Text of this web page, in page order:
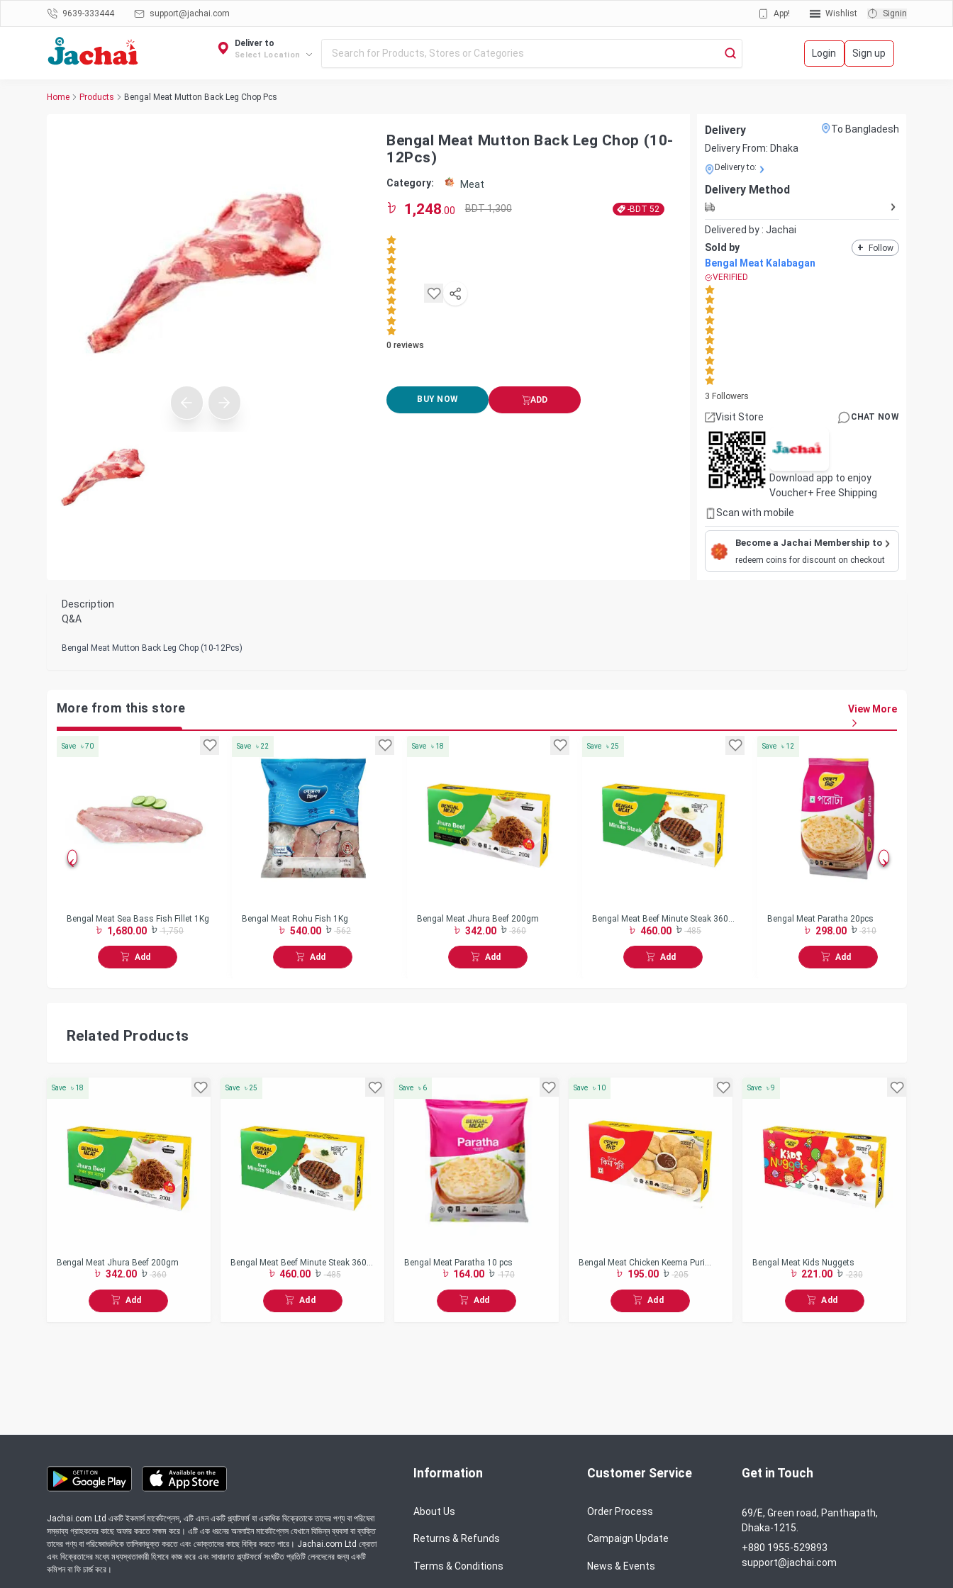
9639-333444 support@jachai.com App! Wishlist Signin
Deliver to
Select Location Login Sign up
Home Products Bengal Meat Mutton Back Leg Chop Pcs
Bengal Meat Mutton Back Leg Chop (10-
12Pcs)
Category: Meat
1,248 .00 BDT 1,300 -BDT52
0 reviews
BUY NOW ADD
Delivery
To Bangladesh
Delivery From: Dhaka
Delivery to:
Delivery Method
Delivered by : Jachai
Sold by
+ Follow
Bengal Meat Kalabagan
VERIFIED
3 Followers
Visit Store CHAT NOW
Download app to enjoy
Voucher+ Free Shipping
Scan with mobile
Become a Jachai Membership to
redeem coins for discount on checkout
Description
Q&A
Bengal Meat Mutton Back Leg Chop (10-12Pcs)
More from this store View More
Save ৳70
Bengal Meat Sea Bass Fish Fillet 1Kg
1,680.00 1,750
Add
Save ৳ 22
Bengal Meat Rohu Fish 1Kg
540.00 562
Add
Save ৳ 18
Bengal Meat Jhura Beef 200gm
342.00 360
Add
Save ৳ 25
Bengal Meat Beef Minute Steak 360
460.00 485
Add
Save ৳ 12
Bengal Meat Paratha 20pcs
298.00 310
Add
Related Products
Save ৳ 18
Bengal Meat Jhura Beef 200gm
342.00 360
Add
Save ৳ 25
Bengal Meat Beef Minute Steak 360
460.00 485
Add
Save ৳ 6
Bengal Meat Paratha 10 pcs
164.00 170
Add
Save ৳ 10
Bengal Meat Chicken Keema Puri
195.00 205
Add
Save ৳9
Bengal Meat Kids Nuggets
221.00 230
Add
Jachai.com Ltd একটি ইকমার্স মার্কেটপ্লেস, এটি এমন একটি প্ল্যাটফর্ম যা একাধিক বিক্রেতাকে তাদের পণ্য বা পরিষেবা
সম্ভাব্য গ্রাহকদের কাছে অফার করতে সক্ষম করে। এটি এক ধরনের অনলাইন মার্কেটপ্লেস যেখানে বিভিন্ন ব্যবসা বা ব্যক্তি
তাদের পণ্য বা পরিষেবাগুলিকে তালিকাভুক্ত করতে এবং ভোক্তাদের কাছে বিক্রি করতে পারে। Jachai.com Ltd ক্রেতা
এবং বিক্রেতাদের মধ্যে মধ্যস্থতাকারী হিসাবে কাজ করে এবং সাধারণত প্ল্যাটফর্মে সংঘটিত প্রতিটি লেনদেনের জন্য একটি
কমিশন বা ফি চার্জ করে।
Information
About Us
Returns & Refunds
Terms & Conditions
Customer Service
Order Process
Campaign Update
News & Events
Get in Touch
69/E, Green road, Panthapath,
Dhaka-1215.
+880 1955-529893
support@jachai.com